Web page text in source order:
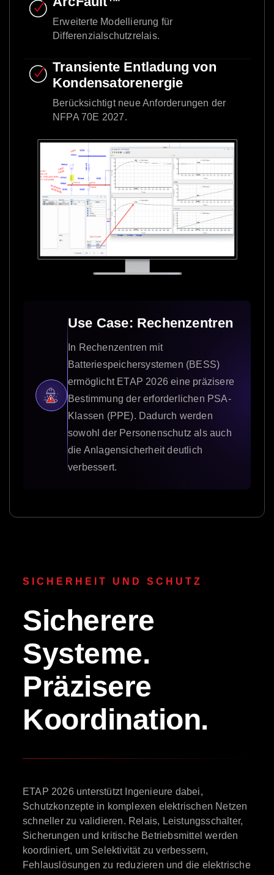
Use Case: Rechenzentren
In Rechenzentren mit
Batteriespeichersystemen (BESS)
ermöglicht ETAP 2026 eine präzisere
Bestimmung der erforderlichen PSA-
Klassen (PPE). Dadurch werden
sowohl der Personenschutz als auch
die Anlagensicherheit deutlich
verbessert.
Erweiterte Modellierung für
Differenzialschutzrelais.
Transiente Entladung von
Kondensatorenergie
Berücksichtigt neue Anforderungen der
NFPA 70E 2027.
SICHERHEIT UND SCHUTZ
Sicherere
Systeme.
Präzisere
Koordination.
ETAP 2026 unterstützt Ingenieure dabei,
Schutzkonzepte in komplexen elektrischen Netzen
schneller zu validieren. Relais, Leistungsschalter,
Sicherungen und kritische Betriebsmittel werden
koordiniert, um Selektivität zu verbessern,
Fehlauslösungen zu reduzieren und die elektrische